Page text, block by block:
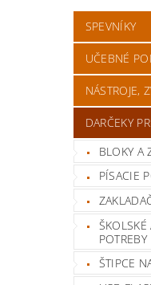
SPEVNÍKY
UČEBNÉ
NÁSTROJE,
DARČEKY
BLOKY A
PÍSACIE
ŠKOLSKÉ
POTREBY
ŠTIPCE